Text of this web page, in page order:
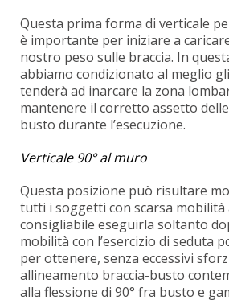
Questa prima forma di verticale
è importante per iniziare a
nostro peso sulle braccia. In
abbiamo condizionato al meglio
tenderà ad inarcare la zona
mantenere il corretto assetto
busto durante l’esecuzione.
Verticale 90° al muro
Questa posizione può risultare
tutti i soggetti con scarsa
consigliabile eseguirla soltanto
mobilità con l’esercizio di seduta
per ottenere, senza eccessivi
allineamento braccia-busto
alla flessione di 90° fra busto e